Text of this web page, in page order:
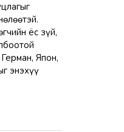
ёс зүй,
Япон,
энэхүү